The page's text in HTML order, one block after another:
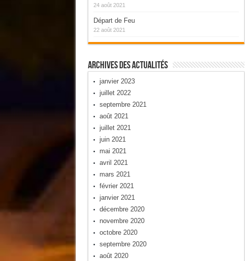
24 août 2021
Départ de Feu
22 août 2021
Archives Des Actualités
janvier 2023
juillet 2022
septembre 2021
août 2021
juillet 2021
juin 2021
mai 2021
avril 2021
mars 2021
février 2021
janvier 2021
décembre 2020
novembre 2020
octobre 2020
septembre 2020
août 2020